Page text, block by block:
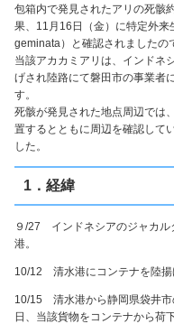
包箱内で発見されたアリの死骸
果、11月16日（金）に特定外
geminata）と確認されましたの
当該アカカミアリは、インドネ
げされ陸路にて磐田市の事業者
す。
死骸が発見された地点周辺では
置するとともに周辺を確認して
した。
1．経緯
９/27 インドネシアのジャカル
港。
10/12 清水港にコンテナを陸揚
10/15 清水港から静岡県袋井市
日、当該貨物をコンテナから荷